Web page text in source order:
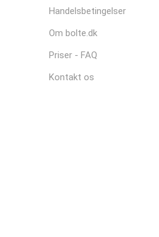
Handelsbetingelser
Om bolte.dk
Priser - FAQ
Kontakt os